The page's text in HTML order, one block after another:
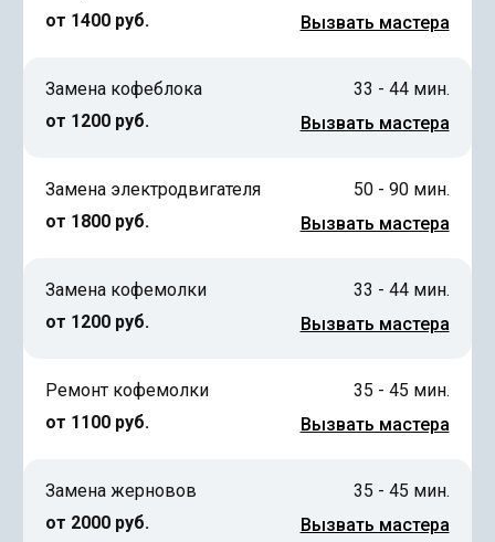
от 1400 руб.
Вызвать мастера
Замена кофеблока
от 1200 руб.
33 - 44 мин.
Вызвать мастера
Замена электродвигателя
от 1800 руб.
50 - 90 мин.
Вызвать мастера
Замена кофемолки
от 1200 руб.
33 - 44 мин.
Вызвать мастера
Ремонт кофемолки
от 1100 руб.
35 - 45 мин.
Вызвать мастера
Замена жерновов
от 2000 руб.
35 - 45 мин.
Вызвать мастера